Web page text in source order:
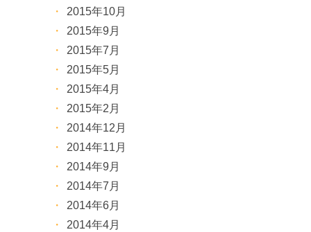
2015年10月
2015年9月
2015年7月
2015年5月
2015年4月
2015年2月
2014年12月
2014年11月
2014年9月
2014年7月
2014年6月
2014年4月